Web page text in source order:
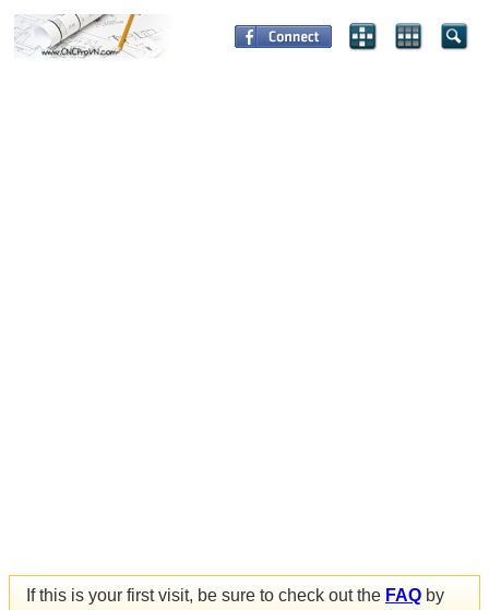
If this is your first visit, be sure to check out the FAQ by